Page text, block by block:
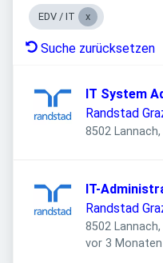
EDV / IT
Suche zurücksetzen
IT System
Randstad
8502
IT-
Randstad
8502
Veröffentlicht:
vor 3 Monaten